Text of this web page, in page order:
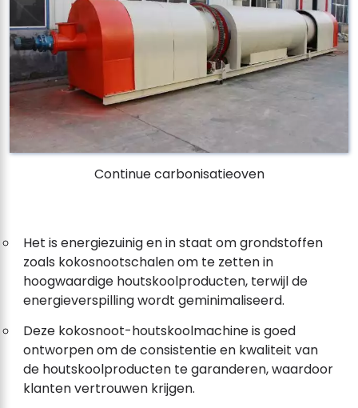
Continue carbonisatieoven
Het is energiezuinig en in staat om grondstoffen
zoals kokosnootschalen om te zetten in
hoogwaardige houtskoolproducten, terwijl de
energieverspilling wordt geminimaliseerd.
Deze kokosnoot-houtskoolmachine is goed
ontworpen om de consistentie en kwaliteit van
de houtskoolproducten te garanderen, waardoor
klanten vertrouwen krijgen.